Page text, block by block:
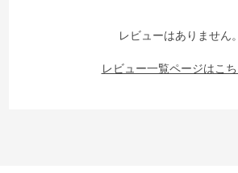
レビューはありません。
レビュー一覧ページはこち